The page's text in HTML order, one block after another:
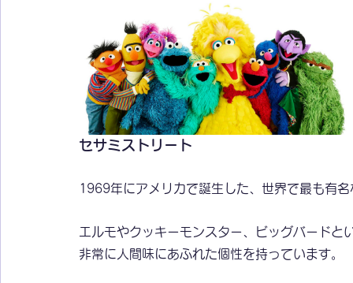
セサミストリート
1969年にアメリカで誕生した、世界で最も有
エルモやクッキーモンスター、ビッグバードと
非常に人間味にあふれた個性を持っています。